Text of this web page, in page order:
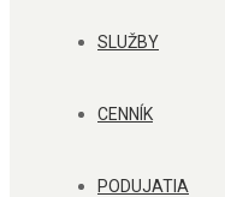
SLUŽBY
CENNÍK
PODUJATIA